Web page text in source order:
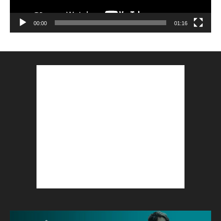
00:00 01:16